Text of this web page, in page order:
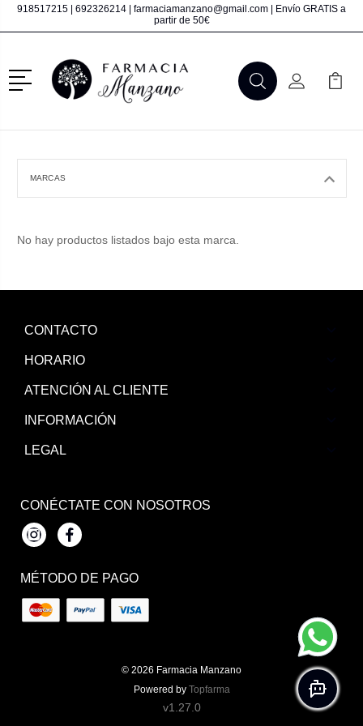
918517215 692326214 farmaciamanzano@gmail.com | Envío GRATIS a
partir de 50€
Menú
BuscarMi Cuenta
Mi
MARCAS
No hay productos listados bajo esta marca.
CONTACTO
HORARIO
ATENCIÓN AL CLIENTE
INFORMACIÓN
LEGAL
CONÉCTATE CON NOSOTROS
InstagramFacebook
MÉTODO DE PAGO
© 2026 Farmacia Manzano
Powered by Topfarma
v1.27.0